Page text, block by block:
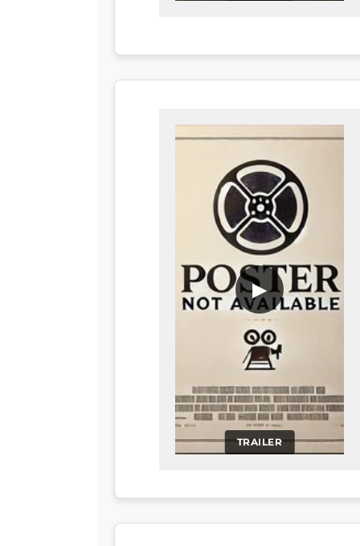
TRAILER
▶